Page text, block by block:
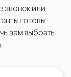
звонок или
готовы
вам выбрать